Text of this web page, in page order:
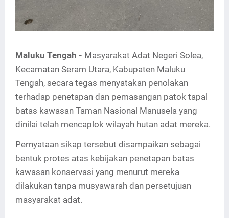
Maluku Tengah - Masyarakat Adat Negeri Solea,
Kecamatan Seram Utara, Kabupaten Maluku
Tengah, secara tegas menyatakan penolakan
terhadap penetapan dan pemasangan patok tapal
batas kawasan Taman Nasional Manusela yang
dinilai telah mencaplok wilayah hutan adat mereka.
Pernyataan sikap tersebut disampaikan sebagai
bentuk protes atas kebijakan penetapan batas
kawasan konservasi yang menurut mereka
dilakukan tanpa musyawarah dan persetujuan
masyarakat adat.